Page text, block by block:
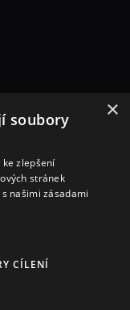
×
soubory
zlepšení
stránek
našimi zásadami
CÍLENÍ